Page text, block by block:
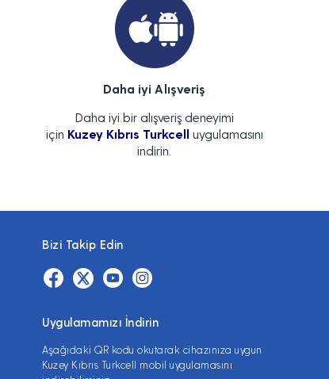
Daha iyi Alışveriş
Daha iyi bir alışveriş deneyimi
için Kuzey Kıbrıs Turkcell uygulamasını
indirin.
Bizi Takip Edin
Uygulamamızı İndirin
Aşağıdaki QR kodu okutarak cihazınıza uygun
Kuzey Kıbrıs Turkcell mobil uygulamasını